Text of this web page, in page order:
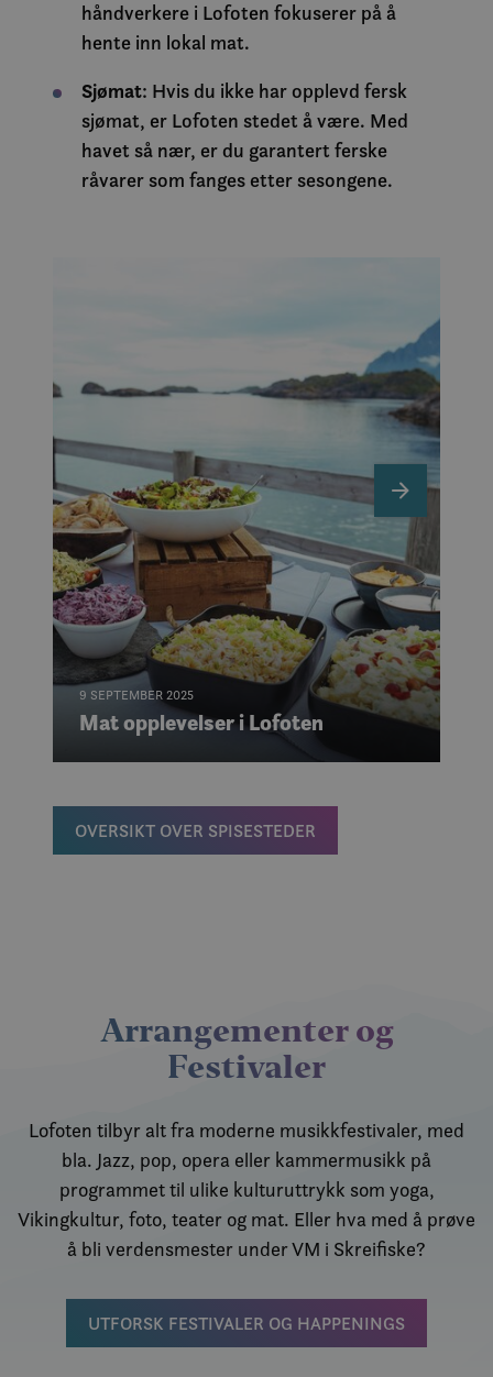
håndverkere i Lofoten fokuserer på å
hente inn lokal mat.
Sjømat: Hvis du ikke har opplevd fersk
sjømat, er Lofoten stedet å være. Med
havet så nær, er du garantert ferske
råvarer som fanges etter sesongene.
9 SEPTEMBER 2025
Mat opplevelser i Lofoten
n
e
OVERSIKT OVER SPISESTEDER
Arrangementer og
Festivaler
Lofoten tilbyr alt fra moderne musikkfestivaler, med
bla. Jazz, pop, opera eller kammermusikk på
programmet til ulike kulturuttrykk som yoga,
Vikingkultur, foto, teater og mat. Eller hva med å prøve
å bli verdensmester under VM i Skreifiske?
UTFORSK FESTIVALER OG HAPPENINGS